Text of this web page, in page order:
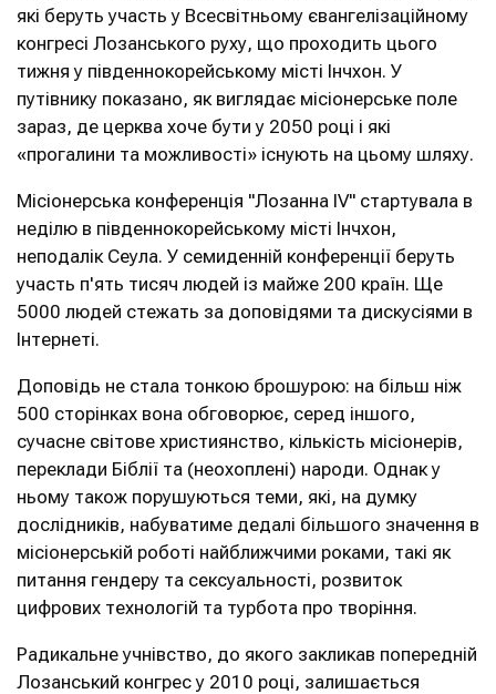
які беруть участь у Всесвітньому євангелізаційному
конгресі Лозанського руху, що проходить цього
тижня у південнокорейському місті Інчхон. У
путівнику показано, як виглядає місіонерське поле
зараз, де церква хоче бути у 2050 році і які
«прогалини та можливості» існують на цьому шляху.
Місіонерська конференція "Лозанна IV" стартувала в
неділю в південнокорейському місті Інчхон,
неподалік Сеула. У семиденній конференції беруть
участь п'ять тисяч людей із майже 200 країн. Ще
5000 людей стежать за доповідями та дискусіями в
Інтернеті.
Доповідь не стала тонкою брошурою: на більш ніж
500 сторінках вона обговорює, серед іншого,
сучасне світове християнство, кількість місіонерів,
переклади Біблії та (неохоплені) народи. Однак у
ньому також порушуються теми, які, на думку
дослідників, набуватиме дедалі більшого значення в
місіонерській роботі найближчими роками, такі як
питання гендеру та сексуальності, розвиток
цифрових технологій та турбота про творіння.
Радикальне учнівство, до якого закликав попередній
Лозанський конгрес у 2010 році, залишається